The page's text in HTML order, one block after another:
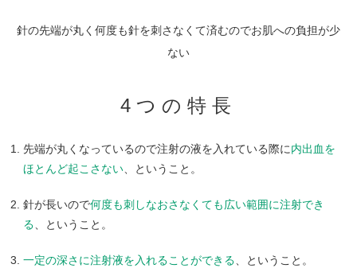
針の先端が丸く何度も針を刺さなくて済むのでお肌への負担が少
ない
4つの特長
先端が丸くなっているので注射の液を入れている際に内出血を
ほとんど起こさない 、ということ。
針が長いので何度も刺しなおさなくても広い範囲に注射でき
る 、ということ。
一定の深さに注射液を入れることができる 、ということ。